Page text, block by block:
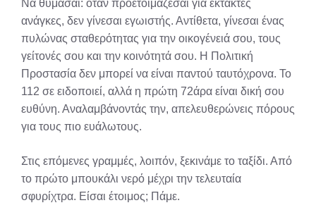
Να θυμάσαι: όταν προετοιμάζεσαι για έκτακτες
ανάγκες, δεν γίνεσαι εγωιστής. Αντίθετα, γίνεσαι ένας
πυλώνας σταθερότητας για την οικογένειά σου, τους
γείτονές σου και την κοινότητά σου. Η Πολιτική
Προστασία δεν μπορεί να είναι παντού ταυτόχρονα. Το
112 σε ειδοποιεί, αλλά η πρώτη 72άρα είναι δική σου
ευθύνη. Αναλαμβάνοντάς την, απελευθερώνεις πόρους
για τους πιο ευάλωτους.
Στις επόμενες γραμμές, λοιπόν, ξεκινάμε το ταξίδι. Από
το πρώτο μπουκάλι νερό μέχρι την τελευταία
σφυρίχτρα. Είσαι έτοιμος; Πάμε.